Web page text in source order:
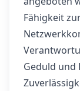
Fähigkeit
Geduld und